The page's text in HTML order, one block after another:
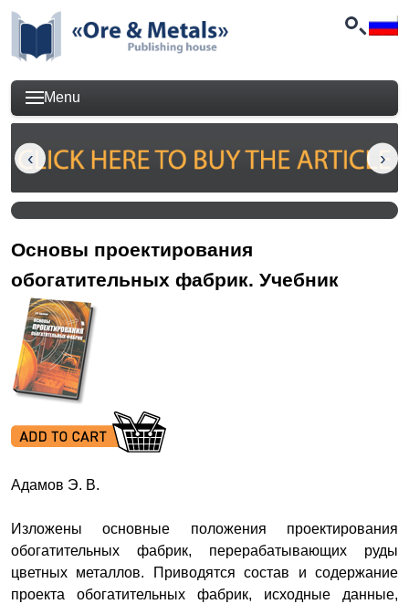
Menu
Основы проектирования
обогатительных фабрик. Учебник
Адамов Э. В.
Изложены основные положения проектирования
обогатительных фабрик, перерабатывающих руды
цветных металлов. Приводятся состав и содержание
проекта обогатительных фабрик, исходные данные,